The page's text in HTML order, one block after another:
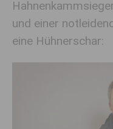
und einer
eine Hühnerschar: